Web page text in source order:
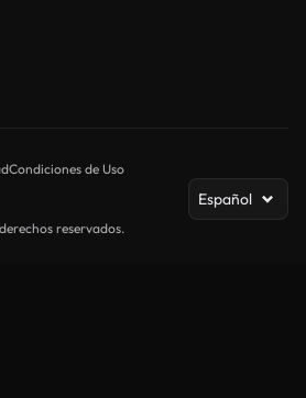
Condiciones de Uso
Español
reservados.